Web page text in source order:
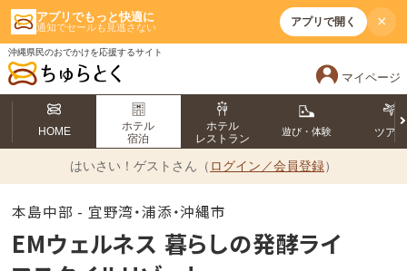
アプリでもっと快適に
通知でセールも見逃さない アプリで開く ×
沖縄県民のおでかけを応援するサイト
マイページ
HOME
ホテル
宿泊
ホテル
レストラン
遊び・体験 ツアー
はいさい！ ゲストさん（ ログイン／会員登録）
本島中部 - 宜野湾・浦添・沖縄市
EMウェルネス 暮らしの発酵ライ